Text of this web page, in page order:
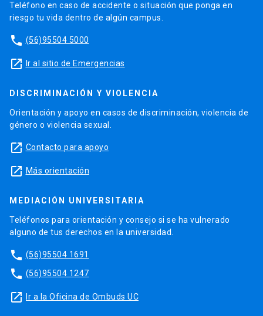
Teléfono en caso de accidente o situación que ponga en
riesgo tu vida dentro de algún campus.
phone (56)95504 5000
launch Ir al sitio de Emergencias
DISCRIMINACIÓN Y VIOLENCIA
Orientación y apoyo en casos de discriminación, violencia de
género o violencia sexual.
launch Contacto para apoyo
launch Más orientación
MEDIACIÓN UNIVERSITARIA
Teléfonos para orientación y consejo si se ha vulnerado
alguno de tus derechos en la universidad.
phone (56)95504 1691
phone (56)95504 1247
launch Ir a la Oficina de Ombuds UC